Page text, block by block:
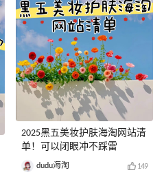
2025黑五美妆护肤海淘网站清
单！可以闭眼冲不踩雷
dudu海淘 149